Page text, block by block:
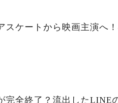
スケートから映画主演へ
完全終了？流出したLINE